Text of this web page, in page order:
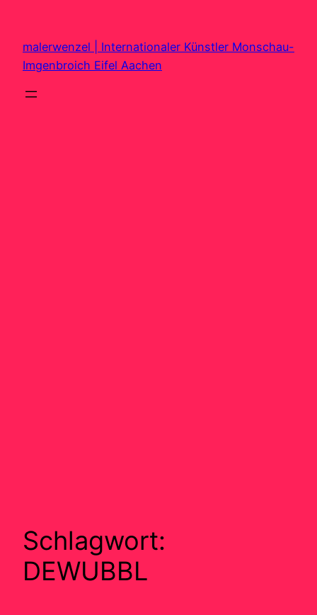
springen
malerwenzel | Internationaler Künstler Monschau-
Imgenbroich Eifel Aachen
Schlagwort:
DEWUBBL